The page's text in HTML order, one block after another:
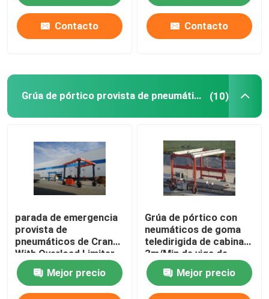
Contacto Contacto
Grúa de pórtico provista de pneumáticos (10)
parada de emergencia
provista de
pneumáticos de Crane
With Overload Limiter
del pórtico 100ton
Mejor precio
Grúa de pórtico con
neumáticos de goma
teledirigida de cabina
3m/Min de viga de
elevación
Mejor precio